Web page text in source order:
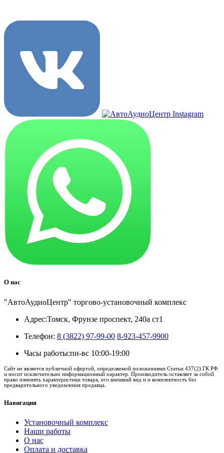
О нас
"АвтоАудиоЦентр" торгово-установочный комплекс
Адрес:Томск, Фрунзе проспект, 240а ст1
Телефон: 8 (3822) 97-99-00 8-923-457-9900
Часы работы:пн-вс 10:00-19:00
Сайт не является публичной офертой, определяемой положениями Статьи 437(2) ГК РФ
и носит исключительно информационный характер. Производитель оставляет за собой
право изменять характеристики товара, его внешний вид и и комплектность без
предварительного уведомления продавца.
Навигация
Установочный комплекс
Наши работы
О нас
Оплата и доставка